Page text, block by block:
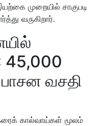
முறையில் சாகுபடி
வருகிறார்.
45,000
வசதி
கரைக் கால்வாய்கள் மூலம்